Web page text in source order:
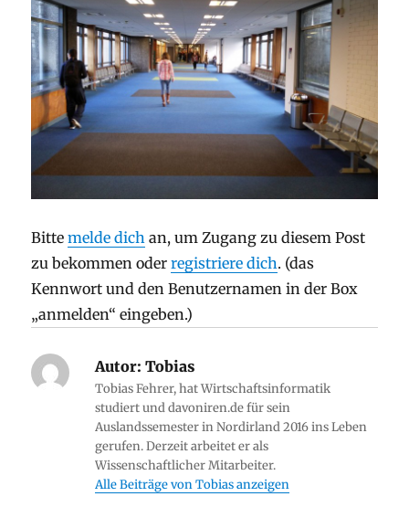
Bittemelde dich an, um Zugang zu diesem Post
zu bekommen oderregistriere dich. (das
Kennwort und den Benutzernamen in der Box
„anmelden“ eingeben.)
Autor: Tobias
Tobias Fehrer, hat Wirtschaftsinformatik
studiert und davoniren.de für sein
Auslandssemester in Nordirland 2016 ins Leben
gerufen. Derzeit arbeitet er als
Wissenschaftlicher Mitarbeiter.
Alle Beiträge von Tobias anzeigen